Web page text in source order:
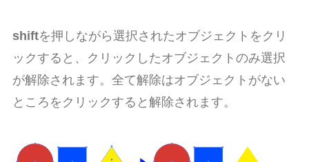
shiftを押しながら選択されたオブジェクトをクリ
ックすると、クリックしたオブジェクトのみ選択
が解除されます。全て解除はオブジェクトがない
ところをクリックすると解除されます。